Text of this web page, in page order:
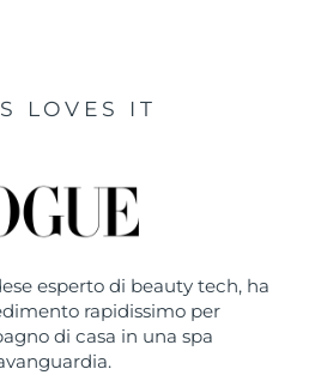
LOVES IT
esperto di beauty tech, ha
rapidissimo per
di casa in una spa